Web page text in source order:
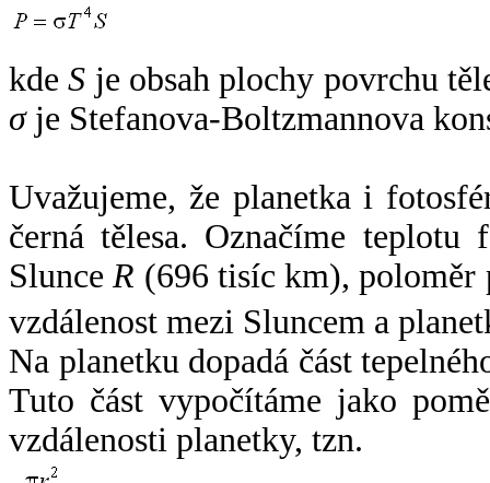
kdeS je obsah plochy povrchu
σje Stefanova-Boltzmannova
Uvažujeme, že planetka i
černá tělesa. Označíme
SlunceR (696 tisíc km),
vzdálenost mezi Sluncem a
Na planetku dopadá část
Tuto část vypočítáme jako
vzdálenosti planetky, tzn.